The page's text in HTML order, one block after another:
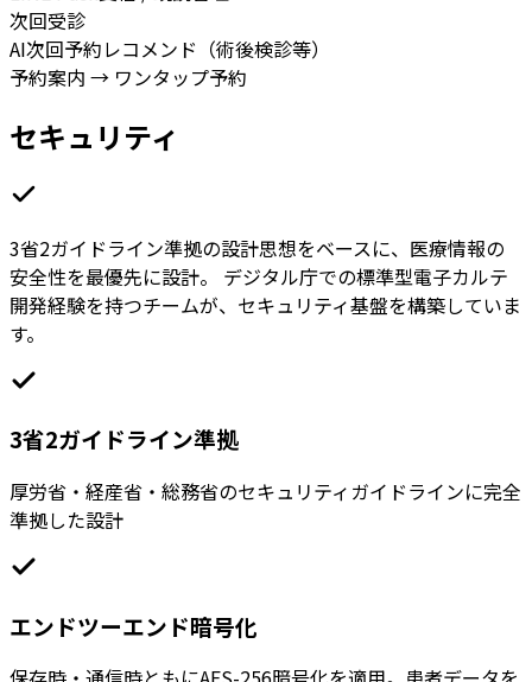
次回受診
AI次回予約レコメンド（術後検診等）
予約案内 → ワンタップ予約
セキュリティ
3省2ガイドライン準拠の設計思想をベースに、医療情報の
安全性を最優先に設計。 デジタル庁での標準型電子カルテ
開発経験を持つチームが、セキュリティ基盤を構築していま
す。
3省2ガイドライン準拠
厚労省・経産省・総務省のセキュリティガイドラインに完全
準拠した設計
エンドツーエンド暗号化